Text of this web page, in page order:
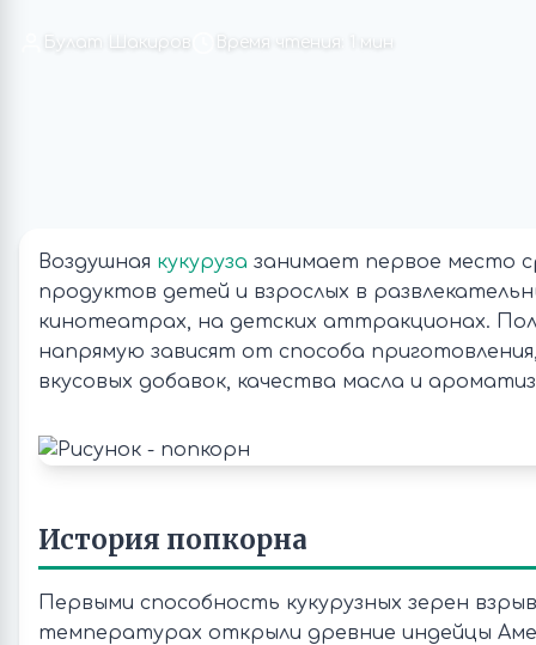
Булат Шакиров Время чтения: 1 мин
Воздушная кукуруза занимает первое место
продуктов детей и взрослых в
кинотеатрах, на детских аттракционах.
напрямую зависят от способа
вкусовых добавок, качества масла и
История попкорна
Первыми способность кукурузных зерен
температурах открыли древние индейцы